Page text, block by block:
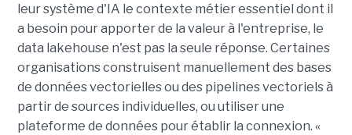
leur système d'IA le contexte métier essentiel dont il
a besoin pour apporter de la valeur à l'entreprise, le
data lakehouse n'est pas la seule réponse. Certaines
organisations construisent manuellement des bases
de données vectorielles ou des pipelines vectoriels à
partir de sources individuelles, ou utiliser une
plateforme de données pour établir la connexion. «